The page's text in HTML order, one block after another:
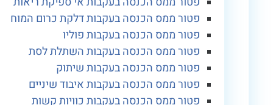
פטור ממס הכנסה בעקבות דלקת כרום המוח
פטור ממס הכנסה בעקבות פוליו
פטור ממס הכנסה בעקבות השתלת לסת
פטור ממס הכנסה בעקבות שיתוק
פטור ממס הכנסה בעקבות איבוד שיניים
פטור ממס הכנסה בעקבות כוויות קשות